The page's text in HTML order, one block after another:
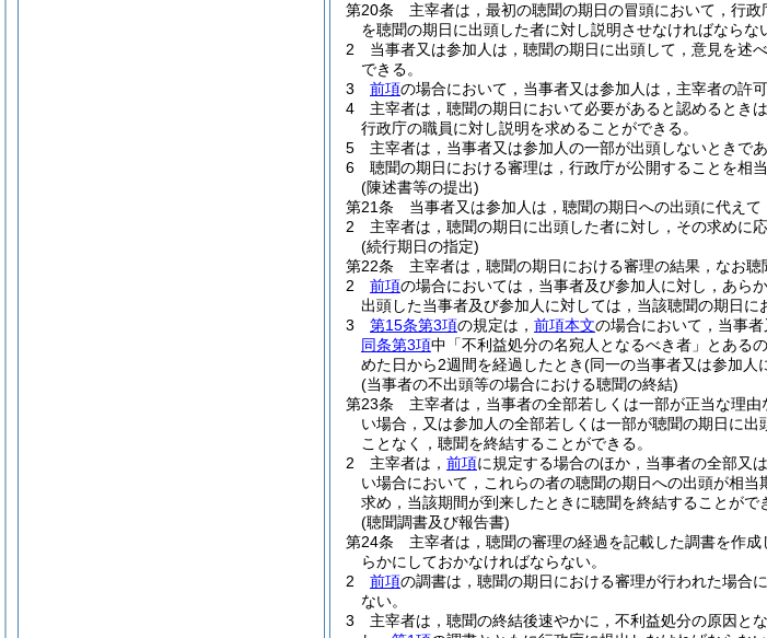
第20条
主宰者は，最初の聴聞の期日の冒頭において，行
を聴聞の期日に出頭した者に対し説明させなければならな
2
当事者又は参加人は，聴聞の期日に出頭して，意見を述
できる。
3
前項の場合において，当事者又は参加人は，主宰者の許
4
主宰者は，聴聞の期日において必要があると認めるとき
行政庁の職員に対し説明を求めることができる。
5
主宰者は，当事者又は参加人の一部が出頭しないときで
6
聴聞の期日における審理は，行政庁が公開することを相
(陳述書等の提出)
第21条
当事者又は参加人は，聴聞の期日への出頭に代え
2
主宰者は，聴聞の期日に出頭した者に対し，その求めに応
(続行期日の指定)
第22条
主宰者は，聴聞の期日における審理の結果，なお
2
前項の場合においては，当事者及び参加人に対し，あら
出頭した当事者及び参加人に対しては，当該聴聞の期日に
3
第15条第3項の規定は， 前項本文の場合において，当事
同条第3項中「不利益処分の名宛人となるべき者」とある
めた日から2週間を経過したとき(同一の当事者又は参加人
(当事者の不出頭等の場合における聴聞の終結)
第23条
主宰者は，当事者の全部若しくは一部が正当な理由
い場合，又は参加人の全部若しくは一部が聴聞の期日に
ことなく，聴聞を終結することができる。
2
主宰者は， 前項に規定する場合のほか，当事者の全部又
い場合において，これらの者の聴聞の期日への出頭が相
求め，当該期間が到来したときに聴聞を終結することがで
(聴聞調書及び報告書)
第24条
主宰者は，聴聞の審理の経過を記載した調書を作
らかにしておかなければならない。
2
前項の調書は，聴聞の期日における審理が行われた場合
ない。
3
主宰者は，聴聞の終結後速やかに，不利益処分の原因と